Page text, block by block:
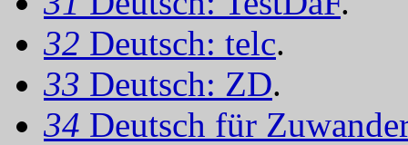
32 Deutsch: telc.
33 Deutsch: ZD.
34 Deutsch für